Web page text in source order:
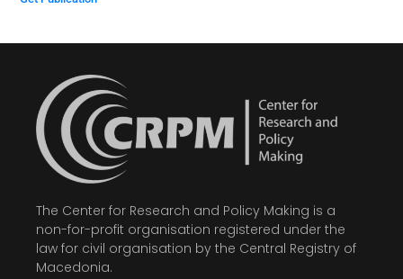
The Center for Research and Policy Making is a
non-for-profit organisation registered under the
law for civil organisation by the Central Registry of
Macedonia.